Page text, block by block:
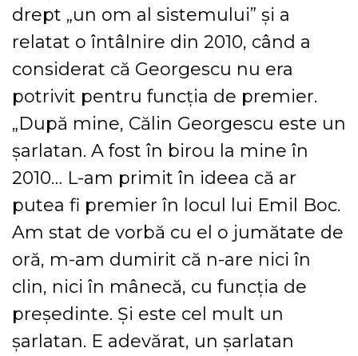
drept „un om al sistemului” și a
relatat o întâlnire din 2010, când a
considerat că Georgescu nu era
potrivit pentru funcția de premier.
„După mine, Călin Georgescu este un
șarlatan. A fost în birou la mine în
2010… L-am primit în ideea că ar
putea fi premier în locul lui Emil Boc.
Am stat de vorbă cu el o jumătate de
oră, m-am dumirit că n-are nici în
clin, nici în mânecă, cu funcția de
președinte. Și este cel mult un
șarlatan. E adevărat, un șarlatan